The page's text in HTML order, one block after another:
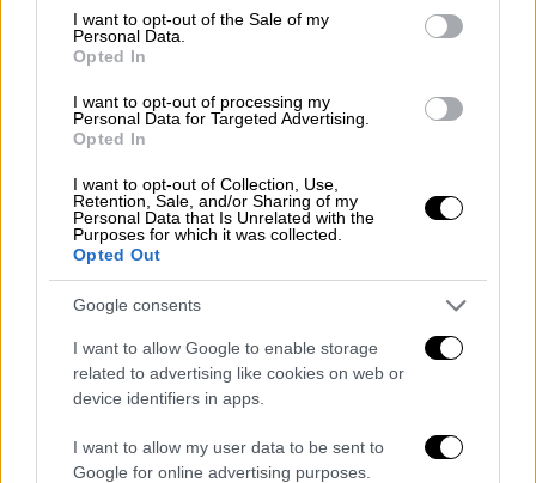
consent section.
I want to opt-out of the Sale of my
Personal Data.
Opted In
I want to opt-out of processing my
Personal Data for Targeted Advertising.
Opted In
I want to opt-out of Collection, Use,
Retention, Sale, and/or Sharing of my
Personal Data that Is Unrelated with the
Purposes for which it was collected.
Opted Out
Google consents
I want to allow Google to enable storage
related to advertising like cookies on web or
device identifiers in apps.
I want to allow my user data to be sent to
Google for online advertising purposes.
Σαν Σήμερα
Το πρώτο μωρό Άγγλων γεννιέται στην
Αμερική και μια ολόκληρη αποικία
εξαφανίζεται μυστηριωδώς
Τα τελευταία τετρακόσια χρόνια, η Βιρτζίνια
Ντέαρ έχει γίνει μια εξέχουσα
προσωπικότητα της αμερικανικής αστικής